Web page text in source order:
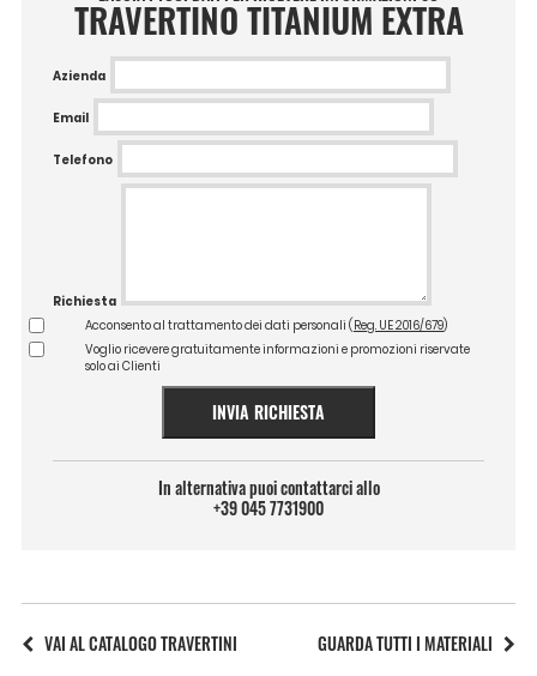
TRAVERTINO TITANIUM EXTRA
Azienda
Email
Telefono
Richiesta
Acconsento al trattamento dei dati personali ( Reg. UE 2016/679)
Voglio ricevere gratuitamente informazioni e promozioni riservate
solo ai Clienti
INVIA RICHIESTA
In alternativa puoi contattarci allo
+39 045 7731900
VAI AL CATALOGO TRAVERTINI GUARDA TUTTI I MATERIALI